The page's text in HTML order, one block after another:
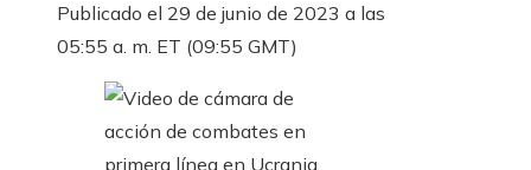
Publicado el 29 de junio de 2023 a las
05:55 a. m. ET (09:55 GMT)